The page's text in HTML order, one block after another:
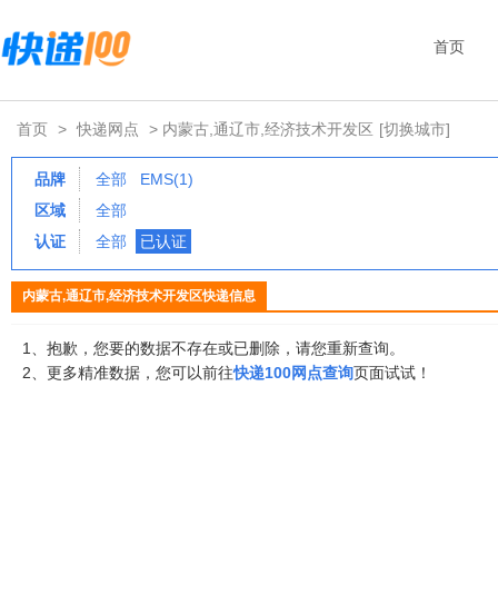
首页
首页 > 快递网点 > 内蒙古,通辽市,经济技术开发区 [切换城市]
品牌 全部
EMS(1)
区域
全部
认证
全部 已认证
内蒙古,通辽市,经济技术开发区快递信息
1、抱歉，您要的数据不存在或已删除，请您重新查询。
2、更多精准数据，您可以前往快递100网点查询页面试试！